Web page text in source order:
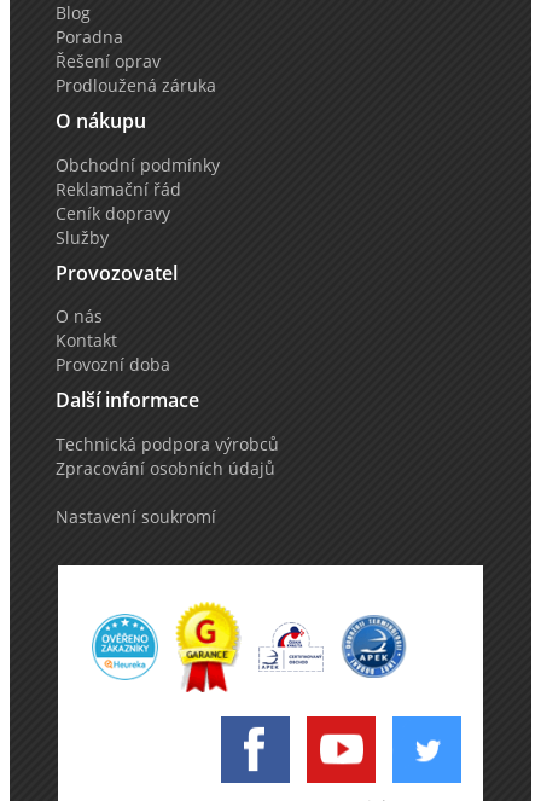
Blog
Poradna
Řešení oprav
Prodloužená záruka
O nákupu
Obchodní podmínky
Reklamační řád
Ceník dopravy
Služby
Provozovatel
O nás
Kontakt
Provozní doba
Další informace
Technická podpora výrobců
Zpracování osobních údajů
Nastavení soukromí